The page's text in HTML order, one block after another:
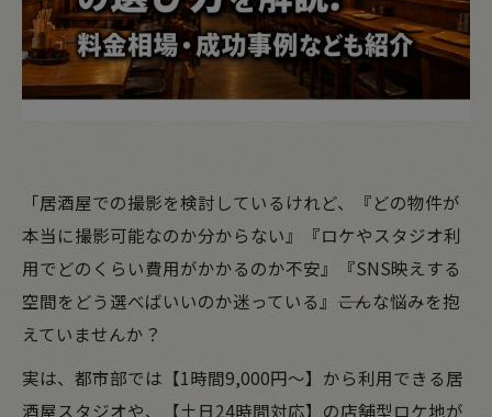
「居酒屋での撮影を検討しているけれど、『どの物件が
本当に撮影可能なのか分からない』『ロケやスタジオ利
用でどのくらい費用がかかるのか不安』『SNS映えする
空間をどう選べばいいのか迷っている』――こんな悩みを抱
えていませんか？
実は、都市部では【1時間9,000円～】から利用できる居
酒屋スタジオや、【土日24時間対応】の店舗型ロケ地が